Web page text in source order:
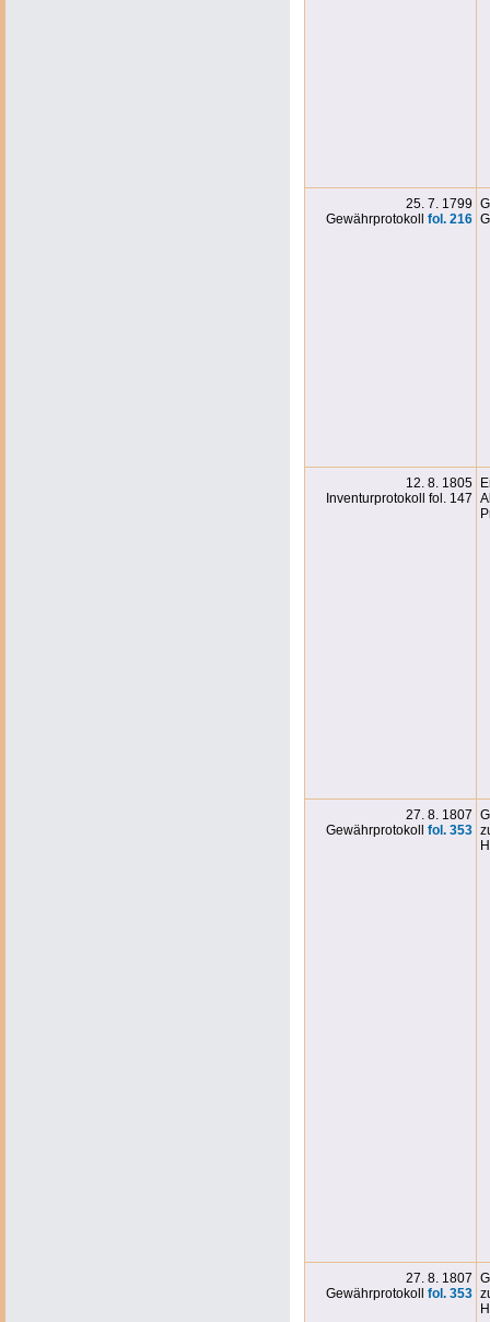
25. 7. 1799
Gewährprotokoll fol. 216
12. 8. 1805
Inventurprotokoll fol. 147
27. 8. 1807
Gewährprotokoll fol. 353
27. 8. 1807
Gewährprotokoll fol. 353